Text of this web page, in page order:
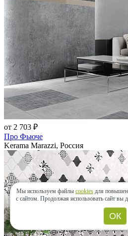
от 2 703 ₽
Про Фьюче
Kerama Marazzi, Россия
Мы используем файлы cookies для
с сайтом. Продолжая использовать сайт вы
ОК